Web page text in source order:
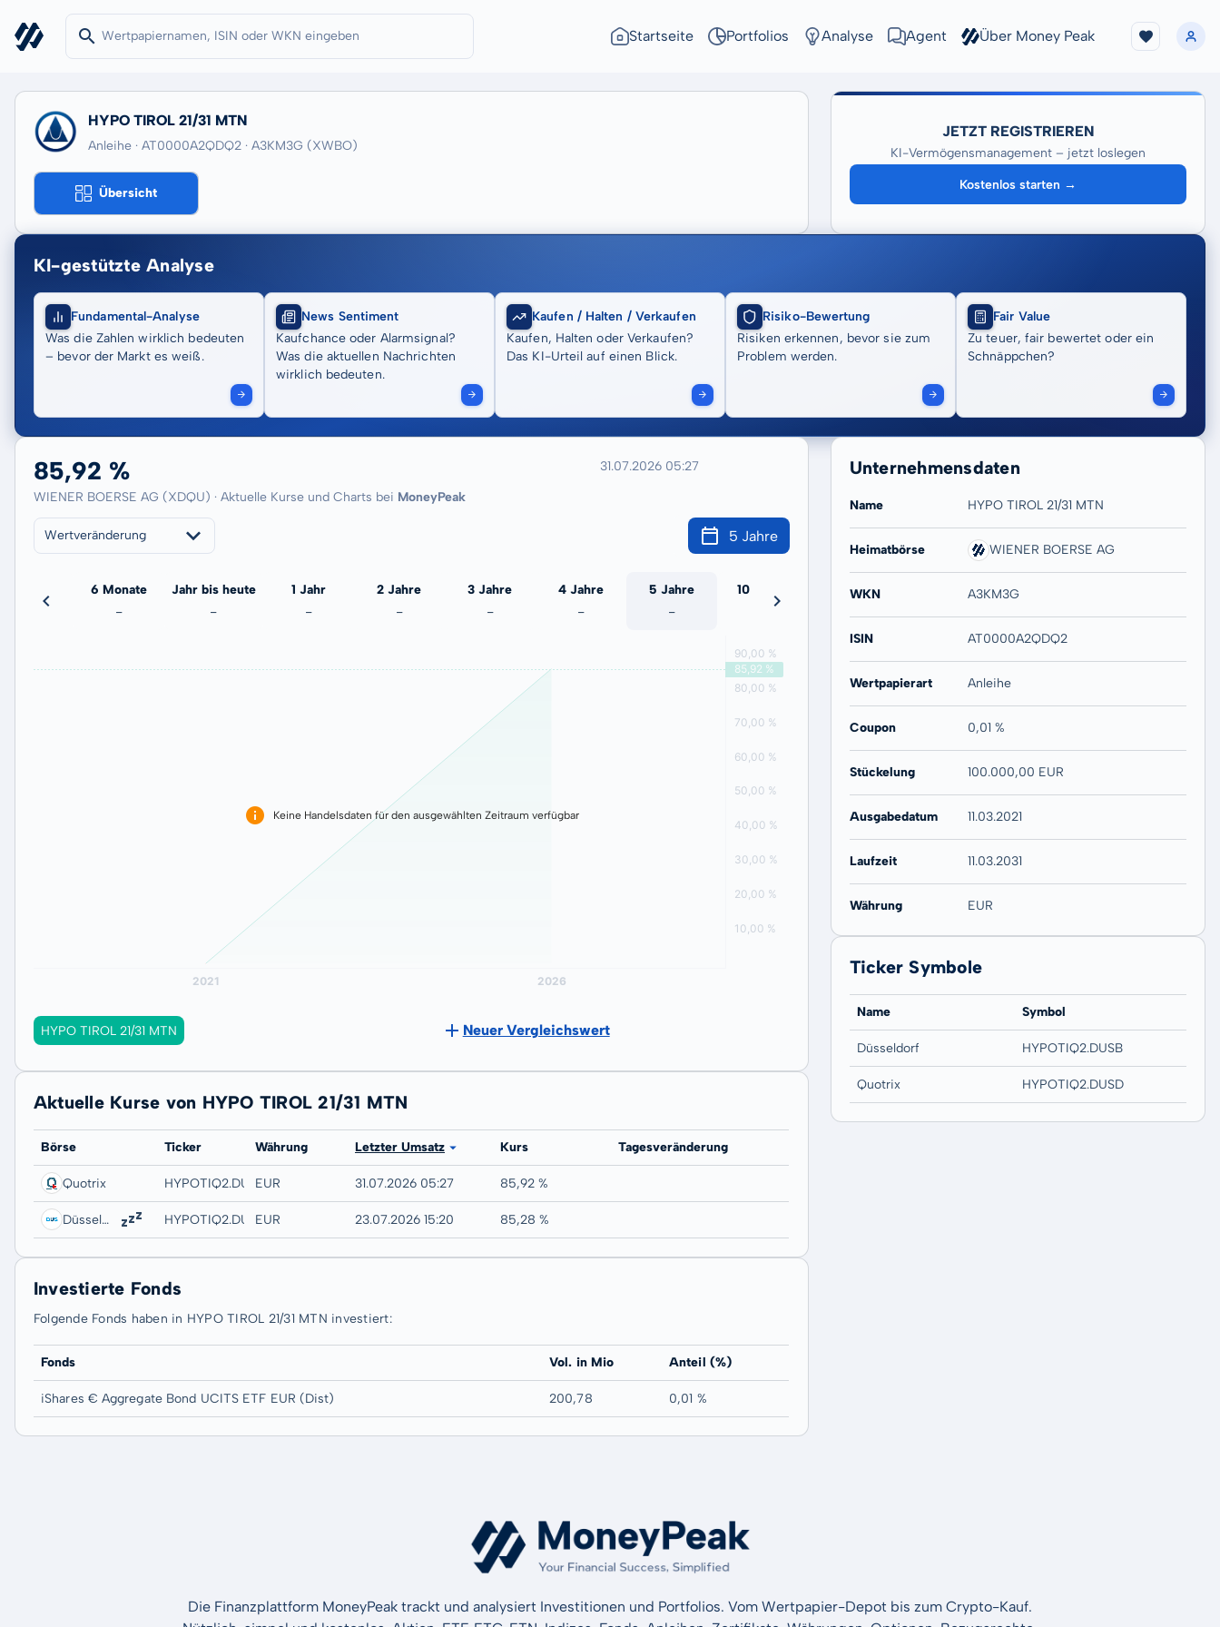
Startseite Portfolios Analyse Agent Über Money Peak
HYPO TIROL 21/31 MTN
Anleihe · AT0000A2QDQ2 · A3KM3G (XWBO)
Übersicht
JETZT REGISTRIEREN
KI-Vermögensmanagement – jetzt loslegen
Kostenlos starten →
KI-gestützte Analyse
Fundamental-Analyse
Was die Zahlen wirklich bedeuten
– bevor der Markt es weiß.
News Sentiment
Kaufchance oder Alarmsignal?
Was die aktuellen Nachrichten
wirklich bedeuten.
Kaufen / Halten / Verkaufen
Kaufen, Halten oder Verkaufen?
Das KI-Urteil auf einen Blick.
Risiko-Bewertung
Risiken erkennen, bevor sie zum
Problem werden.
Fair Value
Zu teuer, fair bewertet oder ein
Schnäppchen?
85,92 %
WIENER BOERSE AG (XDQU) · Aktuelle Kurse und Charts bei MoneyPeak
31.07.2026 05:27
Wertveränderung 5 Jahre
6 Monate
-
Jahr bis heute
-
1 Jahr
-
2 Jahre
-
3 Jahre
-
4 Jahre
-
5 Jahre
-
10 Jahre 20 Jahre
Keine Handelsdaten für den ausgewählten Zeitraum verfügbar
HYPO TIROL 21/31 MTN Neuer Vergleichswert
Aktuelle Kurse von HYPO TIROL 21/31 MTN
Börse Ticker Währung Letzter Umsatz Kurs Tagesveränderung
Quotrix HYPOTIQ2.DUSDEUR 31.07.2026 05:27 85,92 %
Düsseldorf HYPOTIQ2.DUSBEUR 23.07.2026 15:20 85,28 %
Investierte Fonds
Folgende Fonds haben in HYPO TIROL 21/31 MTN investiert:
Fonds Vol. in Mio Anteil (%)
iShares € Aggregate Bond UCITS ETF EUR (Dist) 200,78 0,01 %
Unternehmensdaten
Name HYPO TIROL 21/31 MTN
Heimatbörse WIENER BOERSE AG
WKN A3KM3G
ISIN AT0000A2QDQ2
Wertpapierart Anleihe
Coupon 0,01 %
Stückelung 100.000,00 EUR
Ausgabedatum 11.03.2021
Laufzeit 11.03.2031
Währung EUR
Ticker Symbole
Name Symbol
Düsseldorf HYPOTIQ2.DUSB
Quotrix HYPOTIQ2.DUSD
Die Finanzplattform MoneyPeak trackt und analysiert Investitionen und Portfolios. Vom Wertpapier-Depot bis zum Crypto-Kauf.